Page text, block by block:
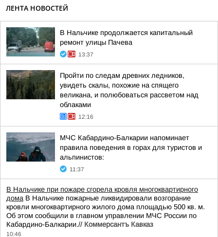
ЛЕНТА НОВОСТЕЙ
В Нальчике продолжается капитальный
ремонт улицы Пачева
13:37
Пройти по следам древних ледников,
увидеть скалы, похожие на спящего
великана, и полюбоваться рассветом над
облаками
12:16
МЧС Кабардино-Балкарии напоминает
правила поведения в горах для туристов и
альпинистов:
11:37
В Нальчике при пожаре сгорела кровля многоквартирного
дома В Нальчике пожарные ликвидировали возгорание
кровли многоквартирного жилого дома площадью 500 кв. м.
Об этом сообщили в главном управлении МЧС России по
Кабардино-Балкарии.// Коммерсантъ Кавказ
10:46